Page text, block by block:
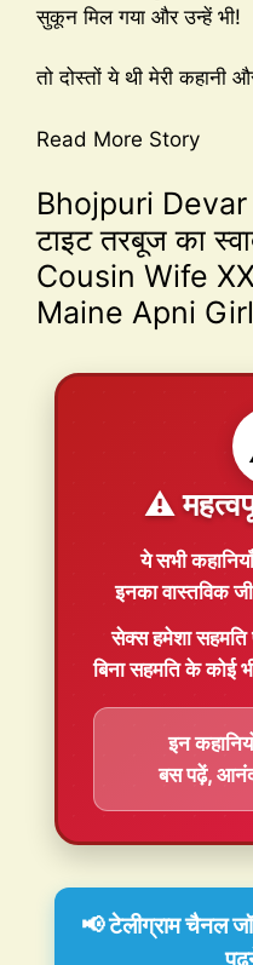
सुकून मिल गया और उन्हें भी!
तो दोस्तों ये थी मेरी कहानी
Read More Story
Bhojpuri Devar
टाइट तरबूज का
Cousin Wife
Maine Apni
⚠️
ये सभी
इनका वास्तविक
सेक्स हमेशासहमति
बिना सहमति के कोई
इन
बस पढ़ें,
📢 टेलीग्राम चैनल